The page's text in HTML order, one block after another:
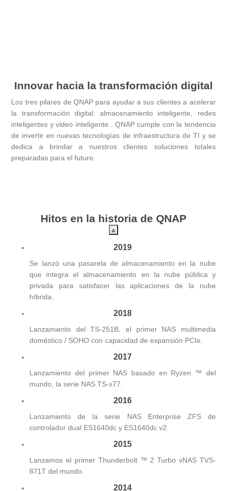
Innovar hacia la transformación digital
Los tres pilares de QNAP para ayudar a sus clientes a acelerar
la transformación digital: almacenamiento inteligente, redes
inteligentes y video inteligente . QNAP cumple con la tendencia
de invertir en nuevas tecnologías de infraestructura de TI y se
dedica a brindar a nuestros clientes soluciones totales
preparadas para el futuro.
Hitos en la historia de QNAP
▲
2019
Se lanzó una pasarela de almacenamiento en la nube
que integra el almacenamiento en la nube pública y
privada para satisfacer las aplicaciones de la nube
híbrida.
2018
Lanzamiento del TS-251B, el primer NAS multimedia
doméstico / SOHO con capacidad de expansión PCIe.
2017
Lanzamiento del primer NAS basado en Ryzen ™ del
mundo, la serie NAS TS-x77.
2016
Lanzamiento de la serie NAS Enterprise ZFS de
controlador dual ES1640dc y ES1640dc v2.
2015
Lanzamos el primer Thunderbolt ™ 2 Turbo vNAS TVS-
871T del mundo.
2014